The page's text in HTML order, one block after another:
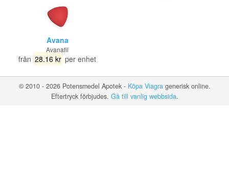
Avana
Avanafil
från 28.16 kr per enhet
© 2010 - 2026 Potensmedel Apotek - Köpa Viagragenerisk online.
Eftertryck förbjudes. Gå till vanlig webbsida.